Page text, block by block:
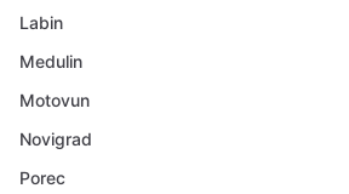
Labin
Medulin
Motovun
Novigrad
Porec